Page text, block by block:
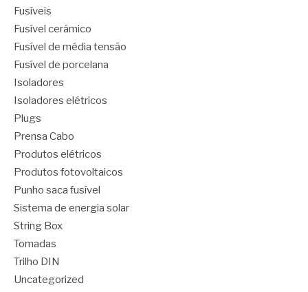
Fusíveis
Fusível cerâmico
Fusível de média tensão
Fusível de porcelana
Isoladores
Isoladores elétricos
Plugs
Prensa Cabo
Produtos elétricos
Produtos fotovoltaicos
Punho saca fusível
Sistema de energia solar
String Box
Tomadas
Trilho DIN
Uncategorized